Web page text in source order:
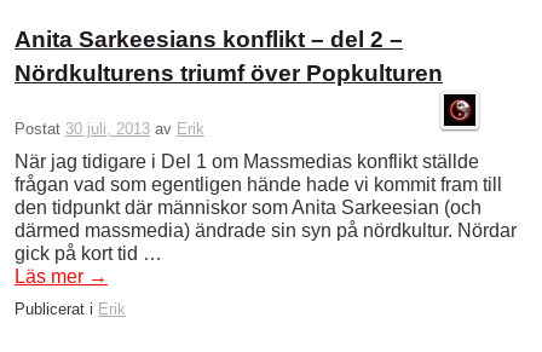
Anita Sarkeesians konflikt – del 2 –
Nördkulturens triumf över Popkulturen
Postat 30 juli, 2013 av Erik
När jag tidigare i Del 1 om Massmedias konflikt ställde
frågan vad som egentligen hände hade vi kommit fram till
den tidpunkt där människor som Anita Sarkeesian (och
därmed massmedia) ändrade sin syn på nördkultur. Nördar
gick på kort tid …
Läs mer →
Publicerat i Erik